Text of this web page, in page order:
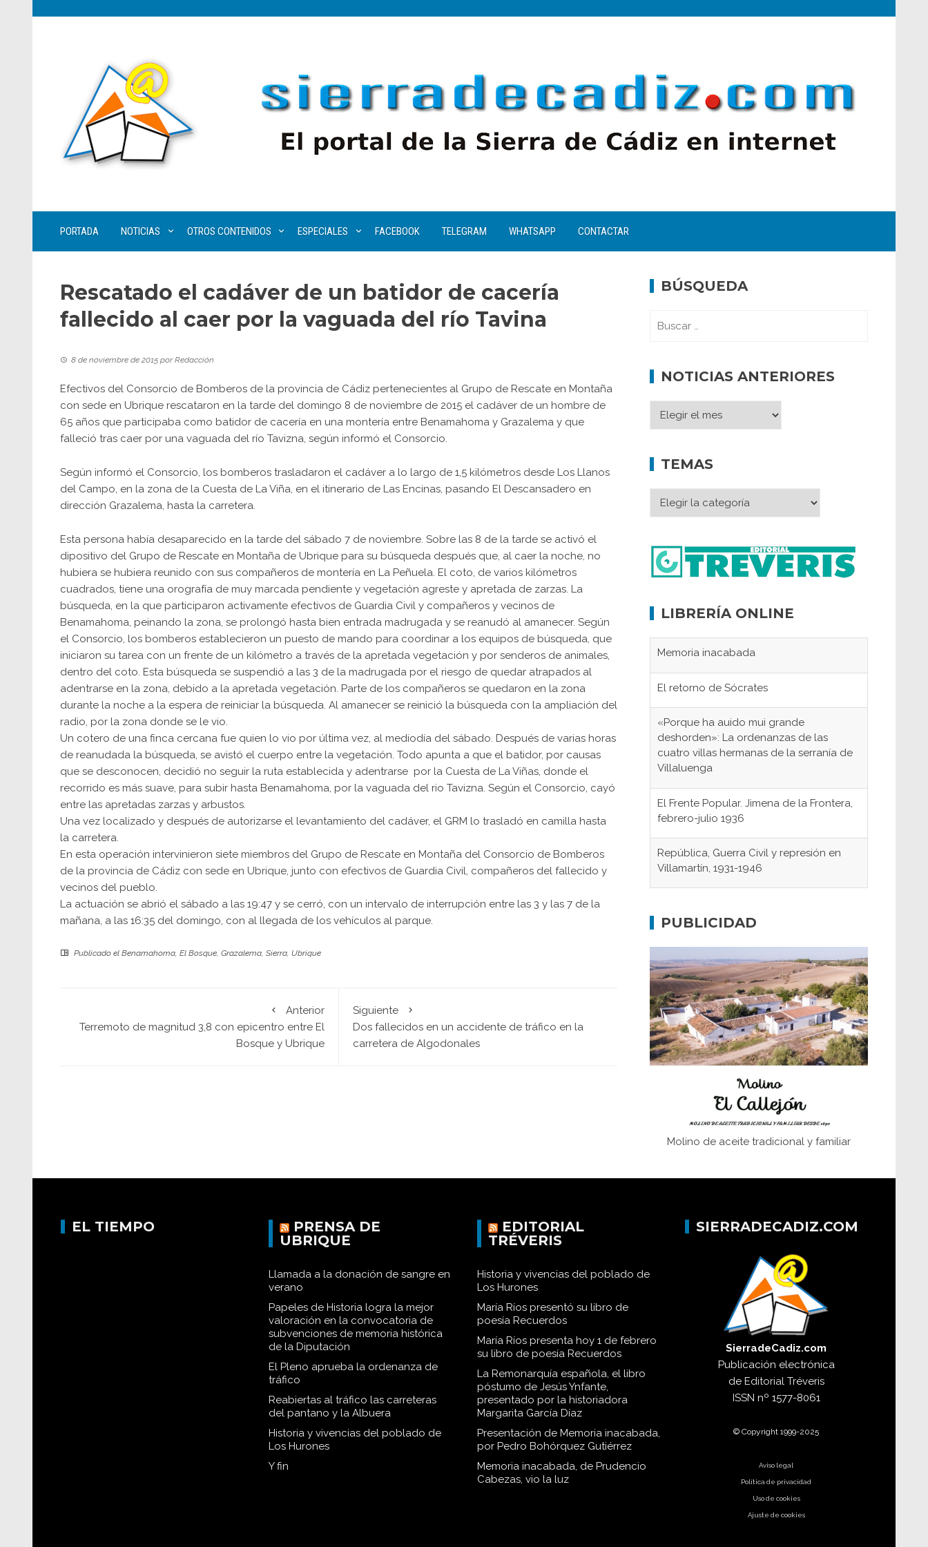
PORTADA NOTICIAS OTROS CONTENIDOS ESPECIALES FACEBOOK TELEGRAM WHATSAPP CONTACTAR
Rescatado el cadáver de un batidor de cacería
fallecido al caer por la vaguada del río Tavina
8 de noviembre de 2015 porRedacción
Efectivos del Consorcio de Bomberos de la provincia de Cádiz pertenecientes al Grupo de Rescate en Montaña
con sede en Ubrique rescataron en la tarde del domingo 8 de noviembre de 2015 el cadáver de un hombre de
65 años que participaba como batidor de cacería en una montería entre Benamahoma y Grazalema y que
falleció tras caer por una vaguada del río Tavizna, según informó el Consorcio.
Según informó el Consorcio, los bomberos trasladaron el cadáver a lo largo de 1,5 kilómetros desde Los Llanos
del Campo, en la zona de la Cuesta de La Viña, en el itinerario de Las Encinas, pasando El Descansadero en
dirección Grazalema, hasta la carretera.
Esta persona había desaparecido en la tarde del sábado 7 de noviembre. Sobre las 8 de la tarde se activó el
dipositivo del Grupo de Rescate en Montaña de Ubrique para su búsqueda después que, al caer la noche, no
hubiera se hubiera reunido con sus compañeros de montería en La Peñuela. El coto, de varios kilómetros
cuadrados, tiene una orografía de muy marcada pendiente y vegetación agreste y apretada de zarzas. La
búsqueda, en la que participaron activamente efectivos de Guardia Civil y compañeros y vecinos de
Benamahoma, peinando la zona, se prolongó hasta bien entrada madrugada y se reanudó al amanecer. Según
el Consorcio, los bomberos establecieron un puesto de mando para coordinar a los equipos de búsqueda, que
iniciaron su tarea con un frente de un kilómetro a través de la apretada vegetación y por senderos de animales,
dentro del coto. Esta búsqueda se suspendió a las 3 de la madrugada por el riesgo de quedar atrapados al
adentrarse en la zona, debido a la apretada vegetación. Parte de los compañeros se quedaron en la zona
durante la noche a la espera de reiniciar la búsqueda. Al amanecer se reinició la búsqueda con la ampliación del
radio, por la zona donde se le vio.
Un cotero de una finca cercana fue quien lo vio por última vez, al mediodía del sábado. Después de varias horas
de reanudada la búsqueda, se avistó el cuerpo entre la vegetación. Todo apunta a que el batidor, por causas
que se desconocen, decidió no seguir la ruta establecida y adentrarse por la Cuesta de La Viñas, donde el
recorrido es más suave, para subir hasta Benamahoma, por la vaguada del rio Tavizna. Según el Consorcio, cayó
entre las apretadas zarzas y arbustos.
Una vez localizado y después de autorizarse el levantamiento del cadáver, el GRM lo trasladó en camilla hasta
la carretera.
En esta operación intervinieron siete miembros del Grupo de Rescate en Montaña del Consorcio de Bomberos
de la provincia de Cádiz con sede en Ubrique, junto con efectivos de Guardia Civil, compañeros del fallecido y
vecinos del pueblo.
La actuación se abrió el sábado a las 19:47 y se cerró, con un intervalo de interrupción entre las 3 y las 7 de la
mañana, a las 16:35 del domingo, con al llegada de los vehículos al parque.
Publicado el Benamahoma, El Bosque, Grazalema, Sierra, Ubrique
Anterior
Terremoto de magnitud 3,8 con epicentro entre El
Bosque y Ubrique
Siguiente
Dos fallecidos en un accidente de tráfico en la
carretera de Algodonales
BÚSQUEDA
NOTICIAS ANTERIORES
TEMAS
LIBRERÍA ONLINE
Memoria inacabada
El retorno de Sócrates
«Porque ha auido mui grande
deshorden»: La ordenanzas de las
cuatro villas hermanas de la serranía de
Villaluenga
El Frente Popular. Jimena de la Frontera,
febrero-julio 1936
República, Guerra Civil y represión en
Villamartín, 1931-1946
concentración nazis
fundaciones de Bornos
El Frente Popular. Ubrique, febrero-julio
1936
Juntar las letras. La alfabetización en el
campo: del afán de saber a la
Historia y vivencias del poblado de Los
PUBLICIDAD
Molino de aceite tradicional y familiar
EL TIEMPO
PRENSA DE
UBRIQUE
Llamada a la donación de sangre en
verano
Papeles de Historia logra la mejor
valoración en la convocatoria de
subvenciones de memoria histórica
de la Diputación
El Pleno aprueba la ordenanza de
tráfico
Reabiertas al tráfico las carreteras
del pantano y la Albuera
Historia y vivencias del poblado de
Los Hurones
Y fin
EDITORIAL
TRÉVERIS
Historia y vivencias del poblado de
Los Hurones
María Ríos presentó su libro de
poesía Recuerdos
María Ríos presenta hoy 1 de febrero
su libro de poesía Recuerdos
La Remonarquía española, el libro
póstumo de Jesús Ynfante,
presentado por la historiadora
Margarita García Díaz
Presentación de Memoria inacabada,
por Pedro Bohórquez Gutiérrez
Memoria inacabada, de Prudencio
Cabezas, vio la luz
SIERRADECADIZ.COM
SierradeCadiz.com
Publicación electrónica
de Editorial Tréveris
ISSN nº 1577-8061
© Copyright 1999-2025
Aviso legal
Política de privacidad
Uso de cookies
Ajuste de cookies